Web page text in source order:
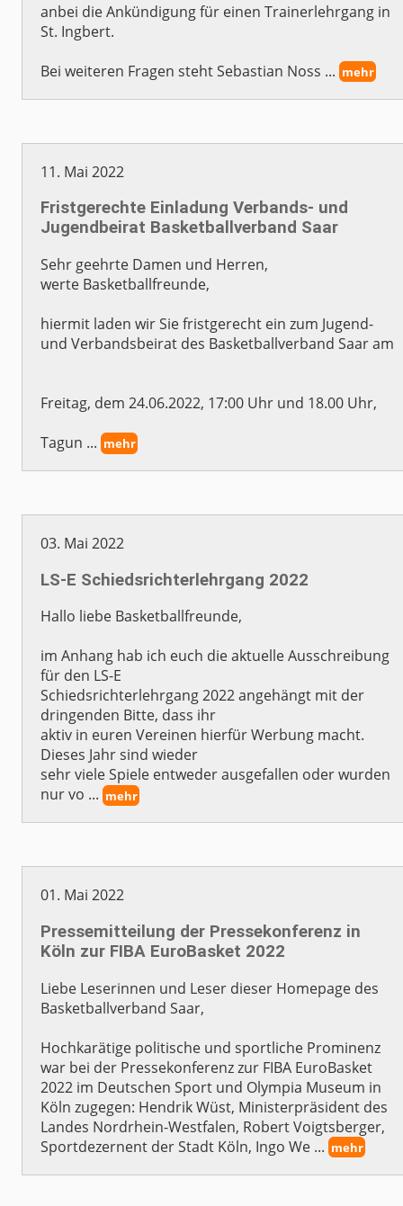
anbei die Ankündigung für einen Trainerlehrgang in
St. Ingbert.
Bei weiteren Fragen steht Sebastian Noss ... mehr
11. Mai 2022
Fristgerechte Einladung Verbands- und
Jugendbeirat Basketballverband Saar
Sehr geehrte Damen und Herren,
werte Basketballfreunde,
hiermit laden wir Sie fristgerecht ein zum Jugend-
und Verbandsbeirat des Basketballverband Saar am
Freitag, dem 24.06.2022, 17:00 Uhr und 18.00 Uhr,
Tagun ... mehr
03. Mai 2022
LS-E Schiedsrichterlehrgang 2022
Hallo liebe Basketballfreunde,
im Anhang hab ich euch die aktuelle Ausschreibung
für den LS-E
Schiedsrichterlehrgang 2022 angehängt mit der
dringenden Bitte, dass ihr
aktiv in euren Vereinen hierfür Werbung macht.
Dieses Jahr sind wieder
sehr viele Spiele entweder ausgefallen oder wurden
nur vo ... mehr
01. Mai 2022
Pressemitteilung der Pressekonferenz in
Köln zur FIBA EuroBasket 2022
Liebe Leserinnen und Leser dieser Homepage des
Basketballverband Saar,
Hochkarätige politische und sportliche Prominenz
war bei der Pressekonferenz zur FIBA EuroBasket
2022 im Deutschen Sport und Olympia Museum in
Köln zugegen: Hendrik Wüst, Ministerpräsident des
Landes Nordrhein-Westfalen, Robert Voigtsberger,
Sportdezernent der Stadt Köln, Ingo We ... mehr